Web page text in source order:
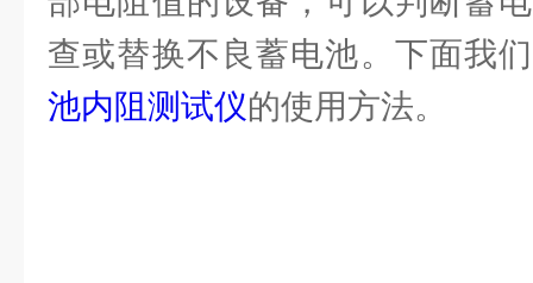
查或替换不良蓄电池。下面我
池内阻测试仪的使用方法。